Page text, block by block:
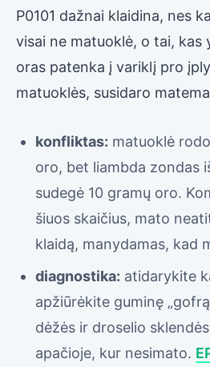
P0101 dažnai klaidina, nes
visai ne matuoklė, o tai, kas
oras patenka į variklį pro
matuoklės, susidaro
konfliktas: matuoklė
oro, bet liambda zondas
sudegė 10 gramų oro.
šiuos skaičius, mato
klaidą, manydamas, kad
diagnostika: atidarykite
apžiūrėkite guminę
dėžės ir droselio
apačioje, kur nesimato.